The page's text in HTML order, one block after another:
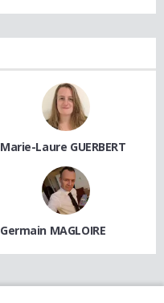
Marie-Laure GUERBERT
Germain MAGLOIRE